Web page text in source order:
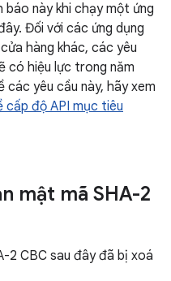
báo này khi chạy một ứng
Đối với các ứng dụng
hàng khác, các yêu
có hiệu lực trong năm
yêu cầu này, hãy xem
cấp độ API mục tiêu
mật mã SHA-2
2 CBC sau đây đã bị xoá